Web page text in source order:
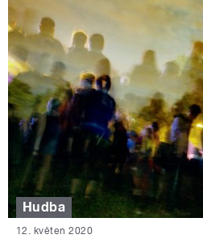
Hudba
12. květen 2020